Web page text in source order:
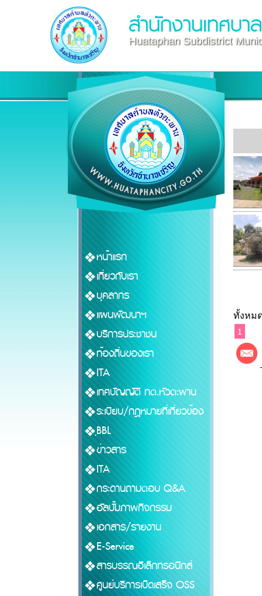
สำนักงานเทศบ
Huataphan Subdistrict
หน้าแรก
เกี่ยวกับเรา
บุคลากร
แผนพัฒนาฯ
บริการประชาชน
ท้องถิ่นของเรา
ITA
เทศบัญญัติ ทต.หัวตะพาน
ระเบียบ/กฎหมายที่เกี่ยวข้อง
ฺฺBBL
ข่าวสาร
ITA
กระดานถามตอบ Q&A
อัลบั้มภาพกิจกรรม
เอกสาร/รายงาน
E-Service
สารบรรณอิเล็กทรอนิกส์
ศูนย์บริการเบ็ดเสร็จ OSS
ทั้งหม
1